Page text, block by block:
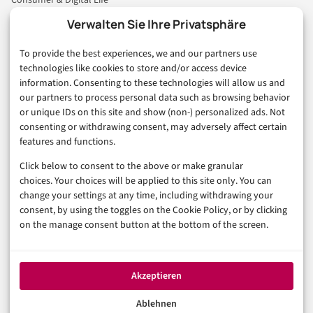
Verwalten Sie Ihre Privatsphäre
To provide the best experiences, we and our partners use
technologies like cookies to store and/or access device
information. Consenting to these technologies will allow us and
our partners to process personal data such as browsing behavior
or unique IDs on this site and show (non-) personalized ads. Not
consenting or withdrawing consent, may adversely affect certain
features and functions.
Click below to consent to the above or make granular
choices. Your choices will be applied to this site only. You can
change your settings at any time, including withdrawing your
consent, by using the toggles on the Cookie Policy, or by clicking
on the manage consent button at the bottom of the screen.
Akzeptieren
Ablehnen
Business & Karriere
Sicherheit & Recht
Digitalisierung
Marketing
Magazin
Unsere Redaktion
Werbeformate & Media Kit
Rechtliches
Datenschutzerklärung (EU)
Cookie-Richtlinie (EU)